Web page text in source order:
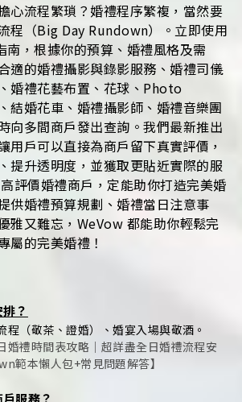
心流程繁瑣？婚禮程序繁複，當然要
程（Big Day Rundown）。立即使用
南，根據你的預算、婚禮風格及需
適的婚禮攝影與錄影服務、婚禮司儀
婚禮花藝布置、花球、Photo
結婚花車、婚禮攝影師、婚禮音樂團
向多間商戶發出查詢。我們最新推出
用戶可以直接為商戶留下真實評價，
提升透明度，並獲取更貼近實際的服
評價婚禮商戶，定能助你打造完美婚
供婚禮預算規劃、婚禮當日注意事
雅又難忘，WeVow 都能助你輕鬆完
屬的完美婚禮！
？
程（敬茶、證婚）、婚宴入場與敬酒。
婚禮時間表攻略｜超詳盡全日婚禮流程安
範本懶人包+常見問題解答】